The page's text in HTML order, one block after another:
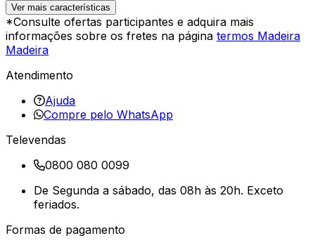
Ver mais características
*Consulte ofertas participantes e adquira mais
informações sobre os fretes na página termos Madeira
Madeira
Atendimento
Ajuda
Compre pelo WhatsApp
Televendas
0800 080 0099
De Segunda a sábado, das 08h às 20h. Exceto
feriados.
Formas de pagamento